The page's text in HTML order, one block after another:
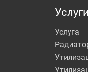
Услуги
Услуга